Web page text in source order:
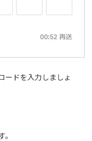
ードを入力しましょ